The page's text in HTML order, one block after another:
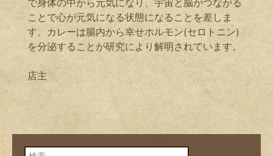
で身体の中から元気になり、宇宙と脳がつながる
ことで心が元気になる状態になることを差しま
す。カレーは腸内から幸せホルモン(セロトニン)
を分泌することが研究により解明されています。
店主
検索: